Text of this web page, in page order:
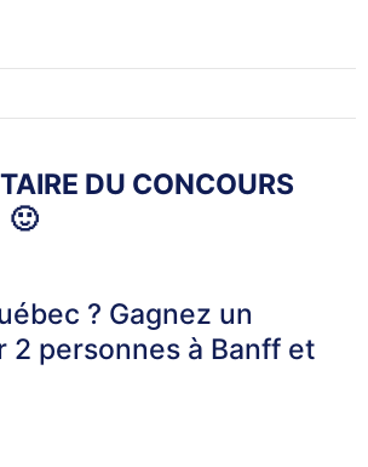
DU CONCOURS
🙂
? Gagnez un
2 personnes à Banff et